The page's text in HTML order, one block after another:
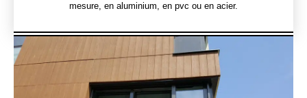
mesure, en aluminium, en pvc ou en acier.